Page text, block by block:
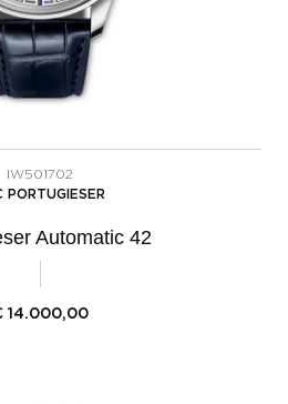
IW501702
PORTUGIESER
Automatic 42
14.000,00